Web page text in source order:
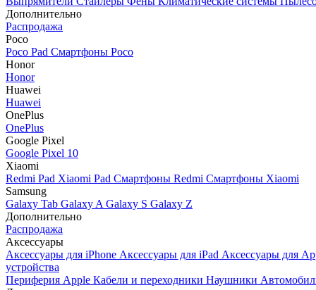
Дополнительно
Распродажа
Poco
Poco Pad Смартфоны Poco
Honor
Honor
Huawei
Huawei
OnePlus
OnePlus
Google Pixel
Google Pixel 10
Xiaomi
Redmi Pad Xiaomi Pad Смартфоны Redmi Смартфоны Xiaomi
Samsung
Galaxy Tab Galaxy A Galaxy S Galaxy Z
Дополнительно
Распродажа
Аксессуары
Аксессуары для iPhone Аксессуары для iPad Аксессуары для
устройства
Периферия Apple Кабели и переходники Наушники